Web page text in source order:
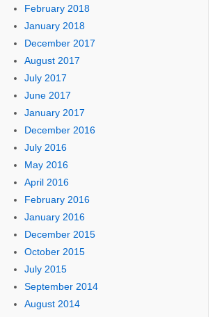
February 2018
January 2018
December 2017
August 2017
July 2017
June 2017
January 2017
December 2016
July 2016
May 2016
April 2016
February 2016
January 2016
December 2015
October 2015
July 2015
September 2014
August 2014